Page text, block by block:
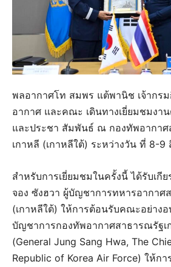
พลอากาศโท สมพร แต้พานิช เจ้ากร
อากาศ และคณะ เดินทางเยี่ยมชมงา
และประชา สัมพันธ์ ณ กองทัพอากาศ
เกาหลี (เกาหลีใต้) ระหว่างวัน ที่ 8-
สำหรับการเยี่ยมชมในครั้งนี้ ได้รับเกี
จอง ซังฮวา ผู้บัญชาการทหารอากาศ
(เกาหลีใต้) ให้การต้อนรับคณะอย่าง
บัญชาการกองทัพอากาศสาธารณรัฐเ
(General Jung Sang Hwa, The
Republic of Korea Air Force) ให้ก